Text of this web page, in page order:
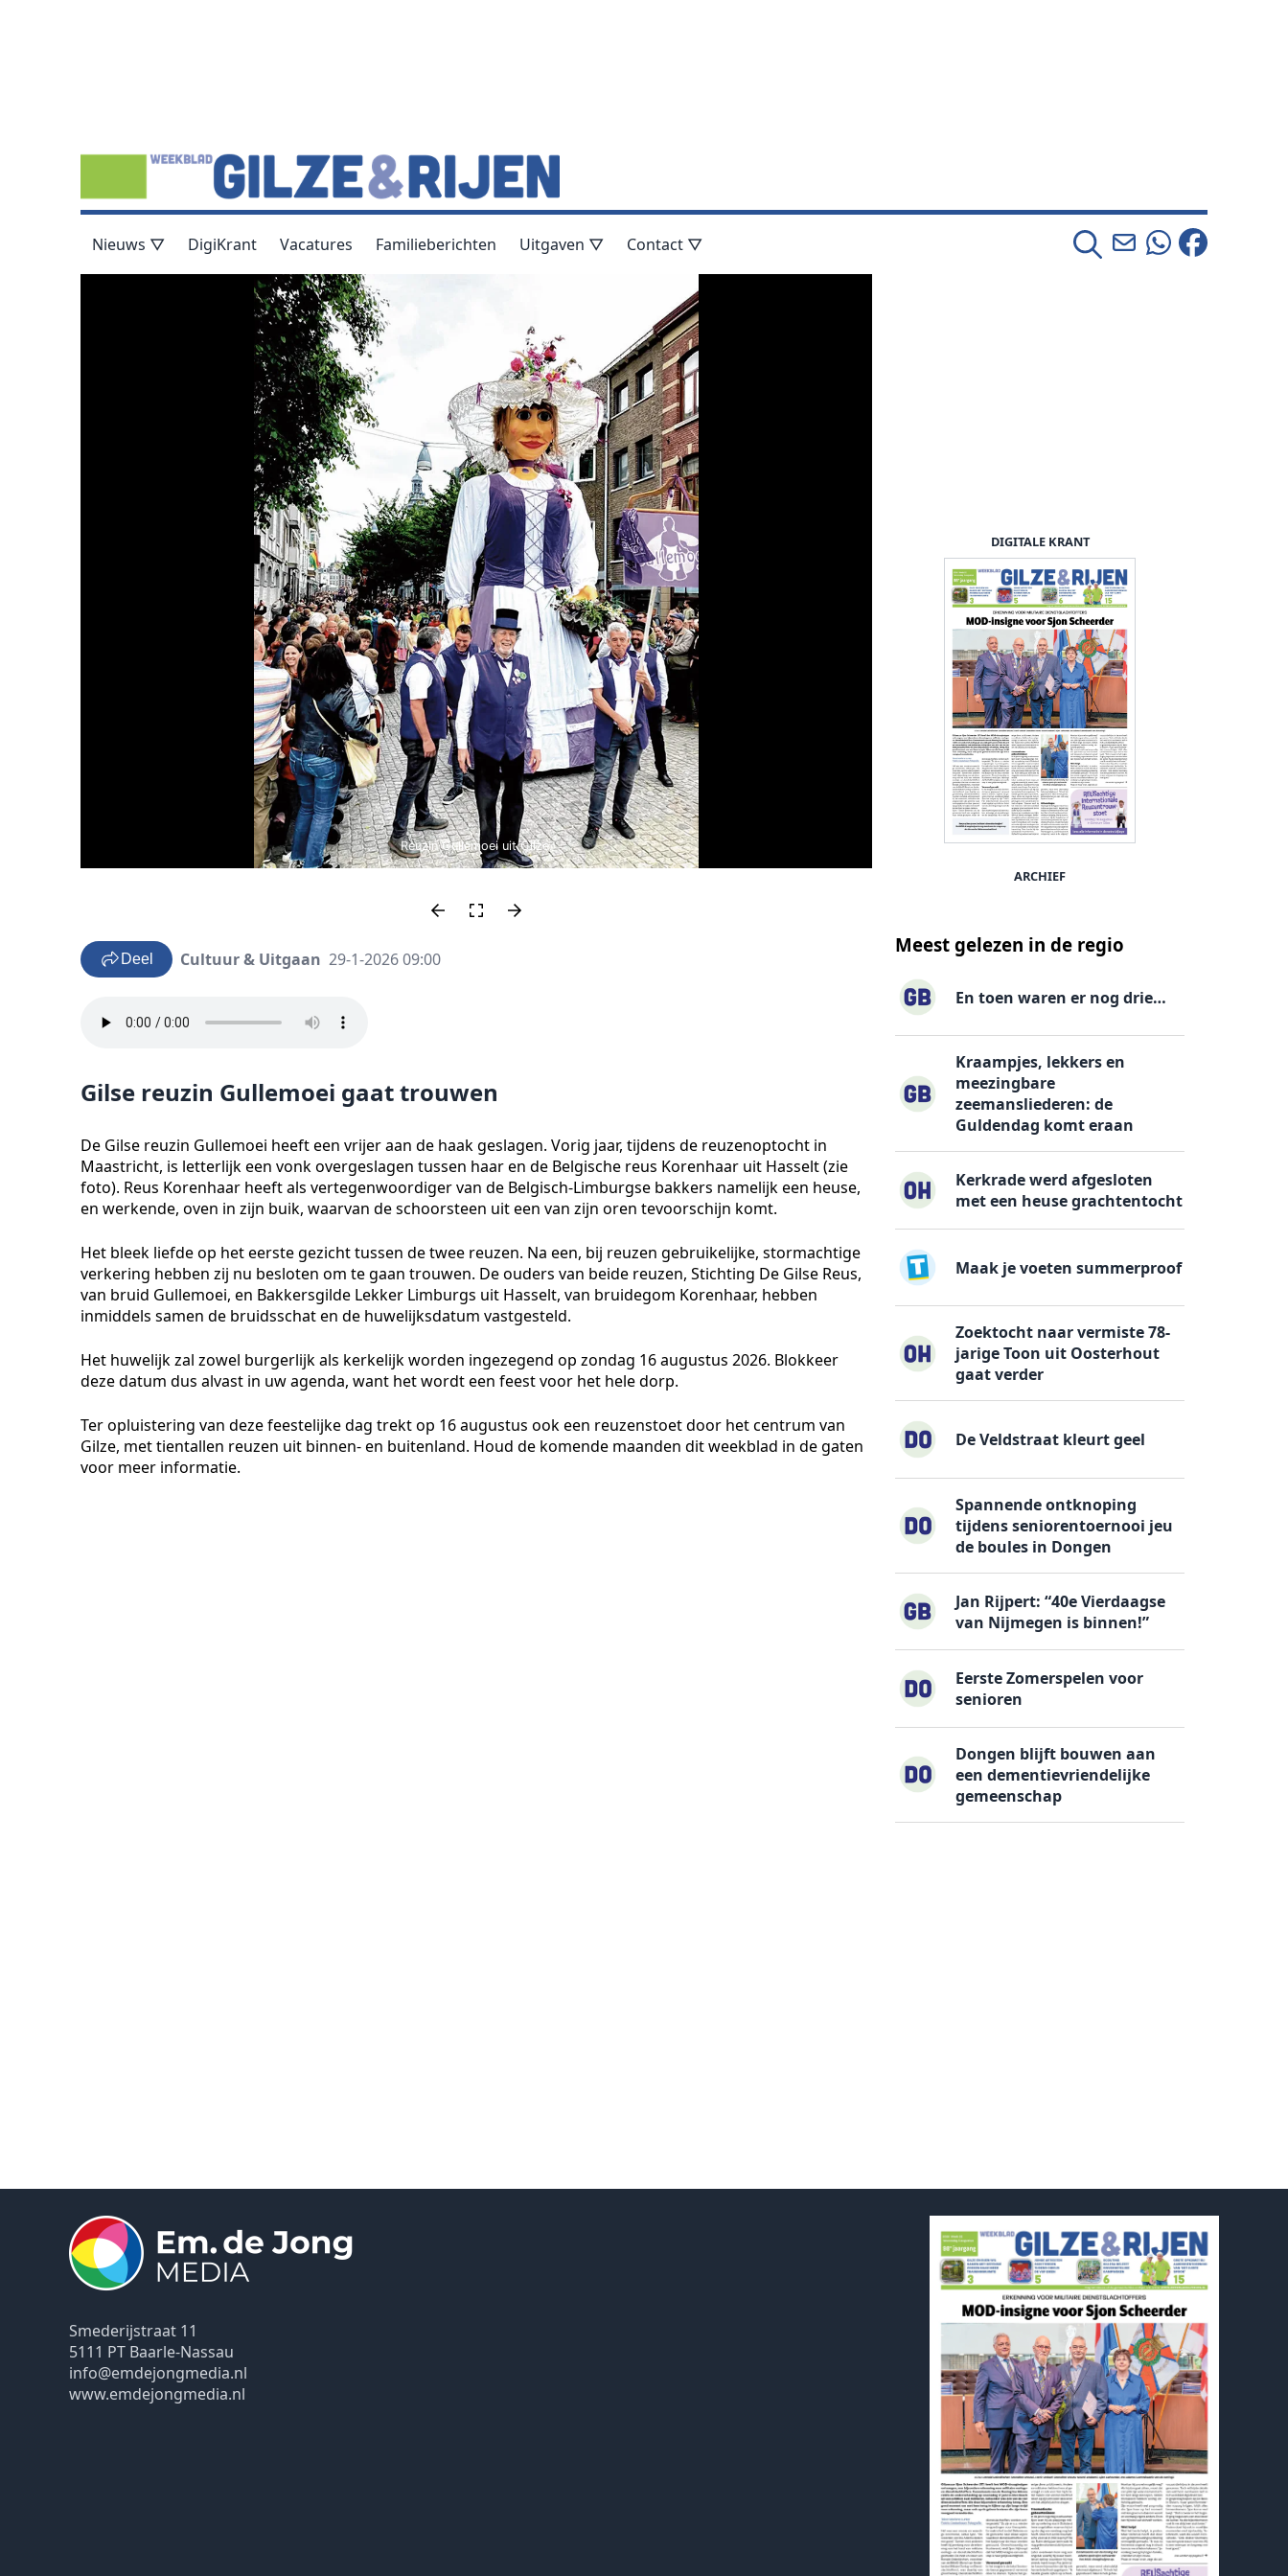
Nieuws ▽ DigiKrant Vacatures Familieberichten Uitgaven ▽ Contact ▽
Reuzin Gullemoei uit Gilze.
Deel Cultuur & Uitgaan 29-1-2026 09:00
Gilse reuzin Gullemoei gaat trouwen
De Gilse reuzin Gullemoei heeft een vrijer aan de haak geslagen. Vorig jaar, tijdens de reuzenoptocht in
Maastricht, is letterlijk een vonk overgeslagen tussen haar en de Belgische reus Korenhaar uit Hasselt (zie
foto). Reus Korenhaar heeft als vertegenwoordiger van de Belgisch-Limburgse bakkers namelijk een heuse,
en werkende, oven in zijn buik, waarvan de schoorsteen uit een van zijn oren tevoorschijn komt.
Het bleek liefde op het eerste gezicht tussen de twee reuzen. Na een, bij reuzen gebruikelijke, stormachtige
verkering hebben zij nu besloten om te gaan trouwen. De ouders van beide reuzen, Stichting De Gilse Reus,
van bruid Gullemoei, en Bakkersgilde Lekker Limburgs uit Hasselt, van bruidegom Korenhaar, hebben
inmiddels samen de bruidsschat en de huwelijksdatum vastgesteld.
Het huwelijk zal zowel burgerlijk als kerkelijk worden ingezegend op zondag 16 augustus 2026. Blokkeer
deze datum dus alvast in uw agenda, want het wordt een feest voor het hele dorp.
Ter opluistering van deze feestelijke dag trekt op 16 augustus ook een reuzenstoet door het centrum van
Gilze, met tientallen reuzen uit binnen- en buitenland. Houd de komende maanden dit weekblad in de gaten
voor meer informatie.
DIGITALE KRANT
ARCHIEF
Meest gelezen in de regio
En toen waren er nog drie…
Kraampjes, lekkers en
meezingbare
zeemansliederen: de
Guldendag komt eraan
Kerkrade werd afgesloten
met een heuse grachtentocht
Maak je voeten summerproof
Zoektocht naar vermiste 78-
jarige Toon uit Oosterhout
gaat verder
De Veldstraat kleurt geel
Spannende ontknoping
tijdens seniorentoernooi jeu
de boules in Dongen
Jan Rijpert: “40e Vierdaagse
van Nijmegen is binnen!”
Eerste Zomerspelen voor
senioren
Dongen blijft bouwen aan
een dementievriendelijke
gemeenschap
Smederijstraat 11
5111 PT Baarle-Nassau
info@emdejongmedia.nl
www.emdejongmedia.nl